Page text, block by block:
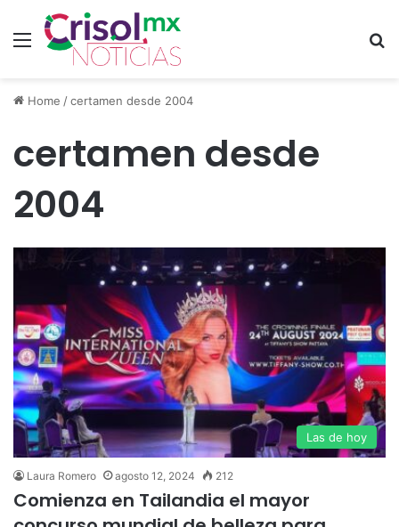
Menu
Home /certamen desde 2004
certamen desde
2004
Las de hoy
Laura Romero agosto 12, 2024 212
Comienza en Tailandia el mayor